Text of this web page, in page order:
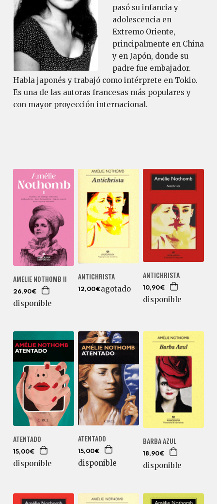
pasó su infancia y
adolescencia en
Extremo Oriente,
principalmente en China
y en Japón, donde su
padre fue embajador.
Habla japonés y trabajó como intérprete en Tokio.
Es una de las autoras francesas más populares y
con mayor proyección internacional.
AMELIE NOTHOMB II
26,90€
disponible
ANTICHRISTA
12,00€agotado
ANTICHRISTA
10,90€
disponible
ATENTADO
15,00€
disponible
ATENTADO
15,00€
disponible
BARBA AZUL
18,90€
disponible